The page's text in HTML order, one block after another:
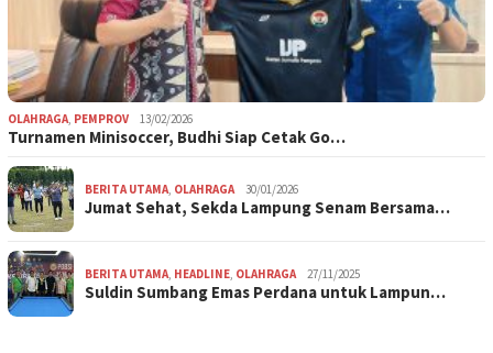
OLAHRAGA, PEMPROV 13/02/2026
Turnamen Minisoccer, Budhi Siap Cetak Go…
BERITA UTAMA, OLAHRAGA 30/01/2026
Jumat Sehat, Sekda Lampung Senam Bersama…
BERITA UTAMA, HEADLINE, OLAHRAGA 27/11/2025
Suldin Sumbang Emas Perdana untuk Lampun…